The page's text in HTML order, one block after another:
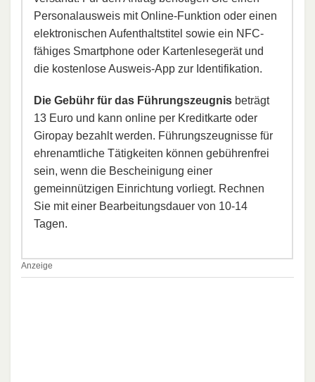
Personalausweis mit Online-Funktion oder einen
elektronischen Aufenthaltstitel sowie ein NFC-
fähiges Smartphone oder Kartenlesegerät und
die kostenlose Ausweis-App zur Identifikation.​
Die Gebühr für das Führungszeugnis beträgt
13 Euro und kann online per Kreditkarte oder
Giropay bezahlt werden. Führungszeugnisse für
ehrenamtliche Tätigkeiten können gebührenfrei
sein, wenn die Bescheinigung einer
gemeinnützigen Einrichtung vorliegt.​ Rechnen
Sie mit einer Bearbeitungsdauer von 10-14
Tagen.
Anzeige